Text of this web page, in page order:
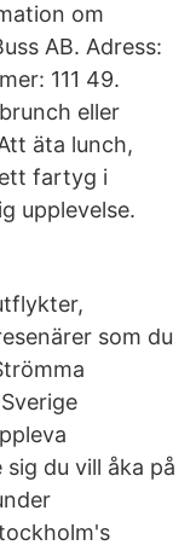
om
AB. Adress:
111 49.
eller
äta lunch,
fartyg i
upplevelse.
som du
du vill åka på